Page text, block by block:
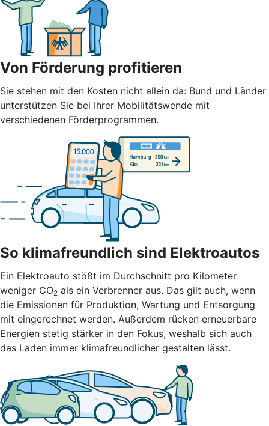
Von Förderung profitieren
Sie stehen mit den Kosten nicht allein da: Bund und Länder
unterstützen Sie bei Ihrer Mobilitätswende mit
verschiedenen Förderprogrammen.
So klimafreundlich sind Elektroautos
Ein Elektroauto stößt im Durchschnitt pro Kilometer
weniger CO2 als ein Verbrenner aus. Das gilt auch, wenn
die Emissionen für Produktion, Wartung und Entsorgung
mit eingerechnet werden. Außerdem rücken erneuerbare
Energien stetig stärker in den Fokus, weshalb sich auch
das Laden immer klimafreundlicher gestalten lässt.